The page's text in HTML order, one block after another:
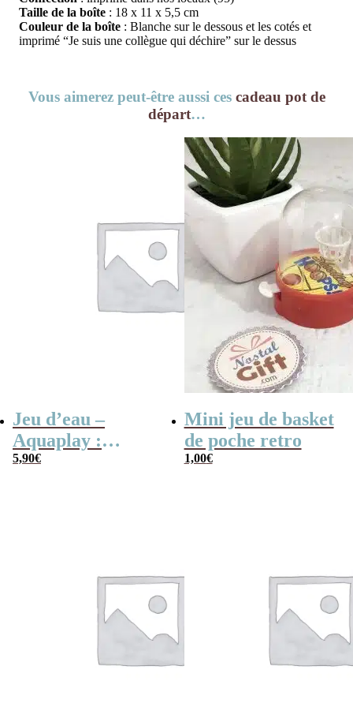
Taille de la boîte : 18 x 11 x 5,5 cm
Couleur de la boîte : Blanche sur le dessous et les cotés et
imprimé “Je suis une collègue qui déchire” sur le dessus
Vous aimerez peut-être aussi ces cadeau pot de
départ…
Jeu d’eau –
Aquaplay :
anneaux,
5,90€
Mini jeu de basket
de poche retro
1,00€